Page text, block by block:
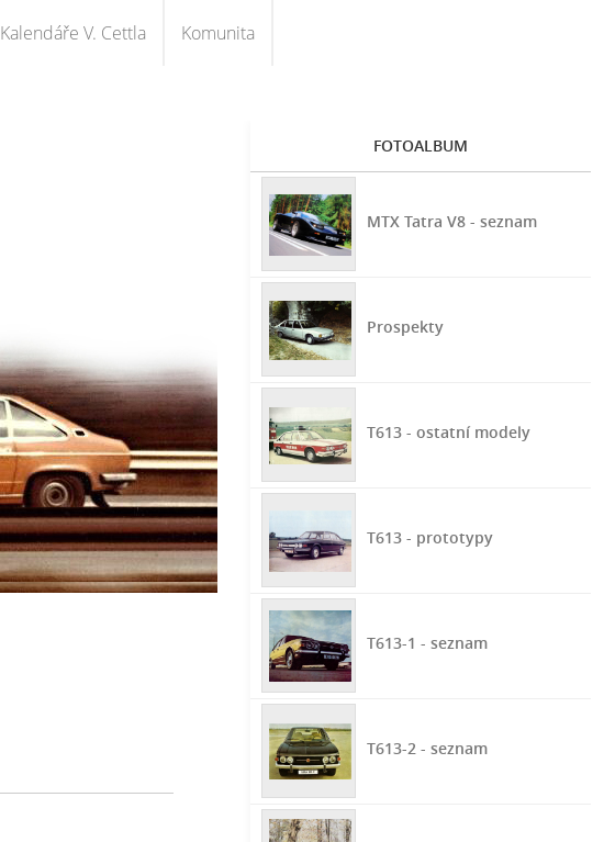
Kalendáře V. Cettla Komunita
FOTOALBUM
MTX Tatra V8 - seznam
Prospekty
T613 - ostatní modely
T613 - prototypy
T613-1 - seznam
T613-2 - seznam